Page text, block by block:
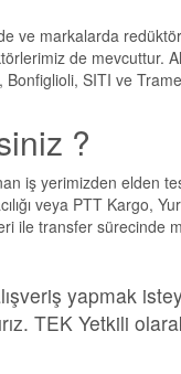
ve markalarda
de mevcuttur.
SITI ve
?
iş yerimizden elden
veya PTT Kargo,
ile transfer sürecinde
yapmak
TEK Yetkili